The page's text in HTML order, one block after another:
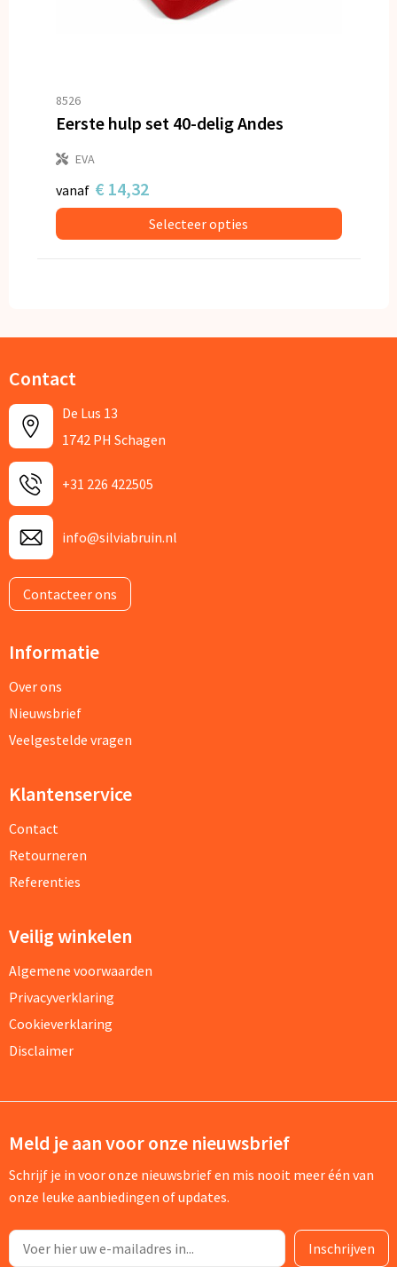
8526
Eerste hulp set 40-delig Andes
EVA
vanaf € 14,32
Selecteer opties
Contact
De Lus 13
1742 PH Schagen
+31 226 422505
info@silviabruin.nl
Contacteer ons
Informatie
Over ons
Nieuwsbrief
Veelgestelde vragen
Klantenservice
Contact
Retourneren
Referenties
Veilig winkelen
Algemene voorwaarden
Privacyverklaring
Cookieverklaring
Disclaimer
Meld je aan voor onze nieuwsbrief
Schrijf je in voor onze nieuwsbrief en mis nooit meer één van
onze leuke aanbiedingen of updates.